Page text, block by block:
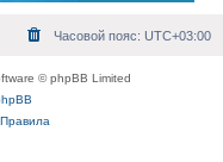
Часовой пояс: UTC+03:00
© phpBB Limited
Правила